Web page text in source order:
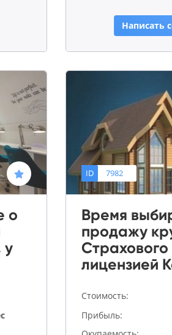
Написать
о
у
ID 7982
Время
продажу
лицензией
Стоимость:
Прибыль: